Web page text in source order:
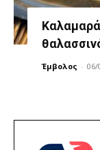
Έμβολος - 06/